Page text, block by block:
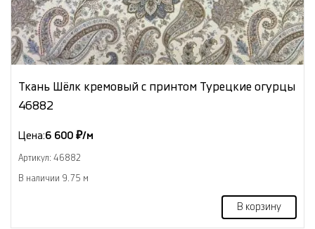
Ткань Шёлк кремовый с принтом Турецкие огурцы
46882
Цена:6 600 ₽/м
Артикул: 46882
В наличии 9.75 м
В корзину